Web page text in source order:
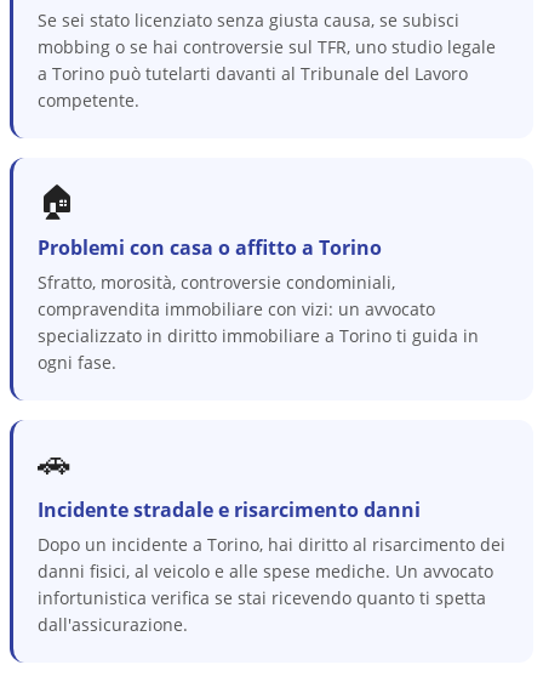
Se sei stato licenziato senza giusta causa, se subisci
mobbing o se hai controversie sul TFR, uno studio legale
a Torino può tutelarti davanti al Tribunale del Lavoro
competente.
🏠
Problemi con casa o affitto a Torino
Sfratto, morosità, controversie condominiali,
compravendita immobiliare con vizi: un avvocato
specializzato in diritto immobiliare a Torino ti guida in
ogni fase.
🚗
Incidente stradale e risarcimento danni
Dopo un incidente a Torino, hai diritto al risarcimento dei
danni fisici, al veicolo e alle spese mediche. Un avvocato
infortunistica verifica se stai ricevendo quanto ti spetta
dall'assicurazione.